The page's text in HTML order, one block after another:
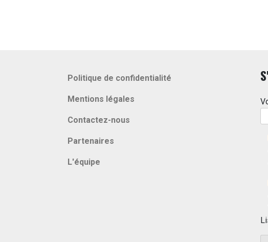
Politique de confidentialité
Mentions légales
Contactez-nous
Partenaires
L'équipe